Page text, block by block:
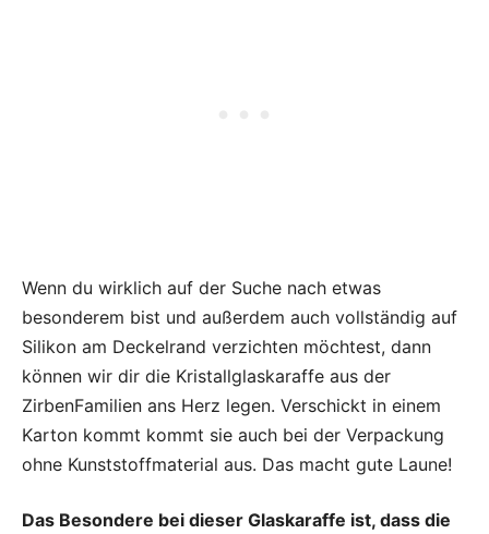
Wenn du wirklich auf der Suche nach etwas
besonderem bist und außerdem auch vollständig auf
Silikon am Deckelrand verzichten möchtest, dann
können wir dir die Kristallglaskaraffe aus der
ZirbenFamilien ans Herz legen. Verschickt in einem
Karton kommt kommt sie auch bei der Verpackung
ohne Kunststoffmaterial aus. Das macht gute Laune!
Das Besondere bei dieser Glaskaraffe ist, dass die